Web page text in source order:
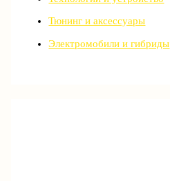
Тюнинг и аксессуары
Электромобили и гибриды